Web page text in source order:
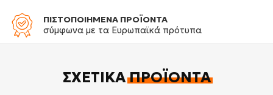
ΠΙΣΤΟΠΟΙΗΜΕΝΑ ΠΡΟΪΟΝΤΑ
σύμφωνα με τα Ευρωπαϊκά πρότυπα
ΣΧΕΤΙΚΆΠΡΟΪΌΝΤΑ